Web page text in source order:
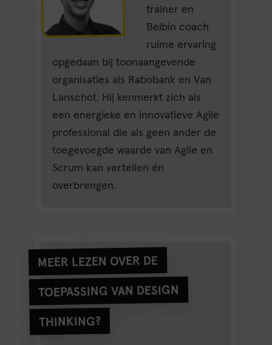
trainer en
Belbin coach
ruime ervaring
opgedaan bij toonaangevende
organisaties als Rabobank en Van
Lanschot. Hij kenmerkt zich als
een energieke en innovatieve Agile
professional die als geen ander de
toegevoegde waarde van Agile en
Scrum kan vertellen én
overbrengen.
MEER LEZEN OVER DE
TOEPASSING VAN DESIGN
THINKING?